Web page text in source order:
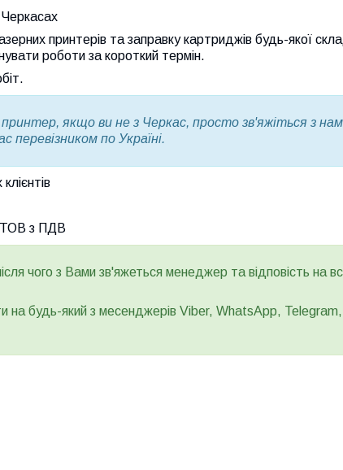
принтерів та заправку картриджів будь-якої
роботи за короткий термін.
якщо ви не з Черкас, просто зв'яжіться з
перевізником по Україні.
ТОВ з ПДВ
чого з Вами зв'яжеться менеджер та відповість на
на будь-який з месенджерів Viber, WhatsApp, Telegram,